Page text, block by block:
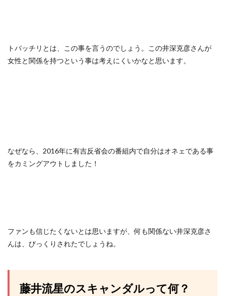
トバッチリとは、この事を言うのでしょう。この井深克彦さんが
女性と関係を持つという事は考えにくいかなと思います。
なぜなら、2016年に有吉反省会の番組内で自分はオネェである事
をカミングアウトしました！
ファンも信じたくないとは思いますが、何も関係ない井深克彦さ
んは、びっくりされたでしょうね。
藤井流星のスキャンダルって何？